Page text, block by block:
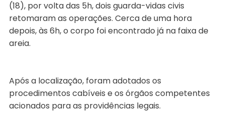
(18), por volta das 5h, dois guarda-vidas civis
retomaram as operações. Cerca de uma hora
depois, às 6h, o corpo foi encontrado já na faixa de
areia.
Após a localização, foram adotados os
procedimentos cabíveis e os órgãos competentes
acionados para as providências legais.